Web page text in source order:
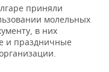
приняли
молельных
в них
и праздничные